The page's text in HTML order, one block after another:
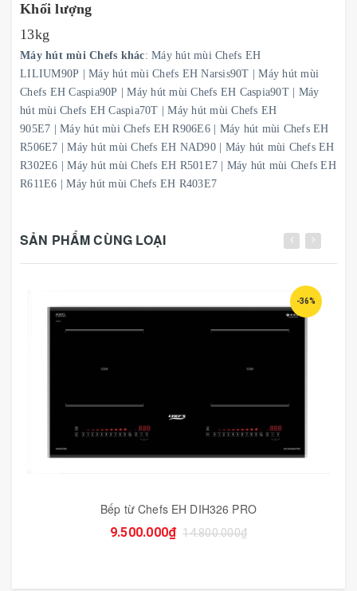
Khối lượng
13kg
Máy hút mùi Chefs khác: Máy hút mùi Chefs EH
LILIUM90P
Máy hút mùi Chefs EH Narsis90T |Máy hút mùi
Chefs EH Caspia90P |Máy hút mùi Chefs EH Caspia90T| Máy
hút mùi Chefs EH Caspia70T |Máy hút mùi Chefs EH
905E7
Máy hút mùi Chefs EH R906E6| Máy hút mùi Chefs EH
R506E7 |Máy hút mùi Chefs EH NAD90| Máy hút mùi Chefs EH
R302E6 |Máy hút mùi Chefs EH R501E7
Máy hút mùi Chefs EH
R611E6 |Máy hút mùi Chefs EH R403E7
SẢN PHẨM CÙNG LOẠI
-36%
Bếp từ Chefs EH DIH326 PRO
9.500.000₫ 14.800.000₫